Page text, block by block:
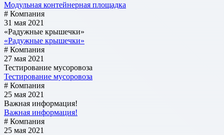
Модульная контейнерная площадка
# Компания
31 мая 2021
«Радужные крышечки»
«Радужные крышечки»
# Компания
27 мая 2021
Тестирование мусоровоза
Тестирование мусоровоза
# Компания
25 мая 2021
Важная информация!
Важная информация!
# Компания
25 мая 2021